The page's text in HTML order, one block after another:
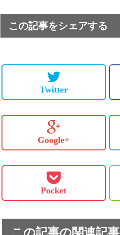
この記事をシェアする
Twitter
Google+
Pocket